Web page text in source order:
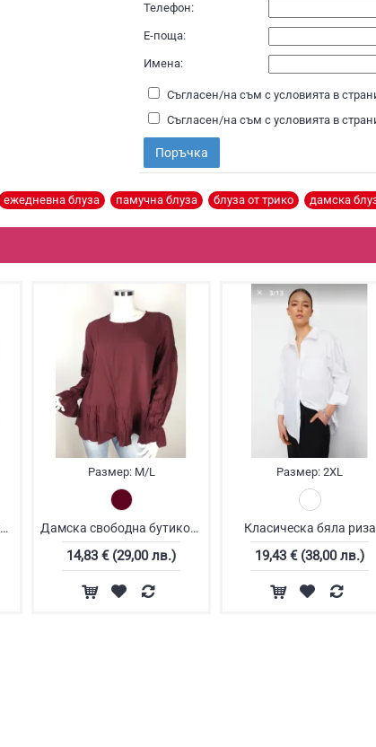
Телефон:
Е-поща:
Имена:
Съгласен/на съм с условията в
Съгласен/на съм с условията в
Поръчка
ежедневна блуза памучна блуза блуза от трико дамска
Бяла блуза от памучна материя
Размер:M/L
Дамска свободна бутикова блуза
14,83 € (29,00 лв.)
Размер: 2XL
Класическа бяла риза
19,43 € (38,00 лв.)